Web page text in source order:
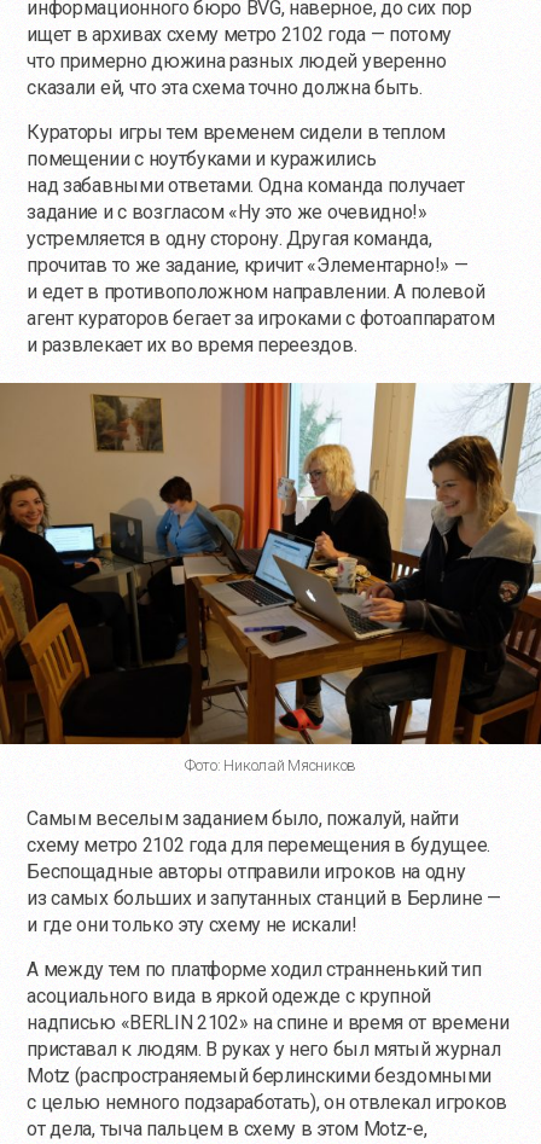
информационного бюро BVG, наверное, до сих пор
ищет в архивах схему метро 2102 года — потому
что примерно дюжина разных людей уверенно
сказали ей, что эта схема точно должна быть.
Кураторы игры тем временем сидели в теплом
помещении с ноутбуками и куражились
над забавными ответами. Одна команда получает
задание и с возгласом «Ну это же очевидно!»
устремляется в одну сторону. Другая команда,
прочитав то же задание, кричит «Элементарно!» —
и едет в противоположном направлении. А полевой
агент кураторов бегает за игроками с фотоаппаратом
и развлекает их во время переездов.
Фото: Николай Мясников
Самым веселым заданием было, пожалуй, найти
схему метро 2102 года для перемещения в будущее.
Беспощадные авторы отправили игроков на одну
из самых больших и запутанных станций в Берлине —
и где они только эту схему не искали!
А между тем по платформе ходил странненький тип
асоциального вида в яркой одежде с крупной
надписью «BERLIN 2102» на спине и время от времени
приставал к людям. В руках у него был мятый журнал
Motz (распространяемый берлинскими бездомными
с целью немного подзаработать), он отвлекал игроков
от дела, тыча пальцем в схему в этом Motz-е,